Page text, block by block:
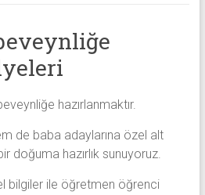
hazırlanmaktır.
de baba adaylarına özel alt
doğuma hazırlık sunuyoruz.
bilgiler ile öğretmen öğrenci